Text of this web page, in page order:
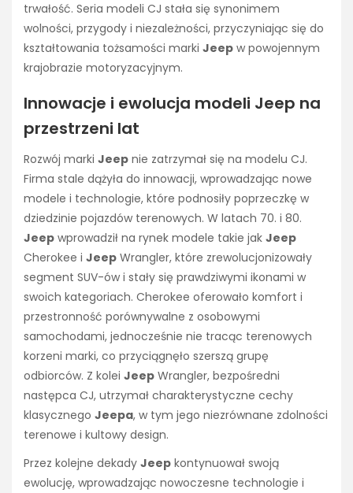
trwałość. Seria modeli CJ stała się synonimem
wolności, przygody i niezależności, przyczyniając się do
kształtowania tożsamości marki Jeep w powojennym
krajobrazie motoryzacyjnym.
Innowacje i ewolucja modeli Jeep na
przestrzeni lat
Rozwój marki Jeep nie zatrzymał się na modelu CJ.
Firma stale dążyła do innowacji, wprowadzając nowe
modele i technologie, które podnosiły poprzeczkę w
dziedzinie pojazdów terenowych. W latach 70. i 80.
Jeep wprowadził na rynek modele takie jak Jeep
Cherokee i Jeep Wrangler, które zrewolucjonizowały
segment SUV-ów i stały się prawdziwymi ikonami w
swoich kategoriach. Cherokee oferowało komfort i
przestronność porównywalne z osobowymi
samochodami, jednocześnie nie tracąc terenowych
korzeni marki, co przyciągnęło szerszą grupę
odbiorców. Z kolei Jeep Wrangler, bezpośredni
następca CJ, utrzymał charakterystyczne cechy
klasycznego Jeepa, w tym jego niezrównane zdolności
terenowe i kultowy design.
Przez kolejne dekady Jeep kontynuował swoją
ewolucję, wprowadzając nowoczesne technologie i